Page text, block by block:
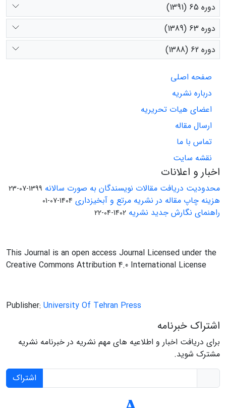
دوره 65 (1391)
دوره 63 (1389)
دوره 62 (1388)
صفحه اصلی
درباره نشریه
اعضای هیات تحریریه
ارسال مقاله
تماس با ما
نقشه سایت
اخبار و اعلانات
محدودیت دریافت مقالات نویسندگان به صورت سالانه 1399-07-23
هزینه چاپ مقاله در نشریه مرتع و آبخیزداری 1404-07-01
راهنمای نگارش جدید نشریه 1402-04-22
This Journal is an open access Journal Licensed under the
Creative Commons Attribution 4.0 International License
Publisher: University Of Tehran Press
اشتراک خبرنامه
برای دریافت اخبار و اطلاعیه های مهم نشریه در خبرنامه نشریه
مشترک شوید.
اشتراک